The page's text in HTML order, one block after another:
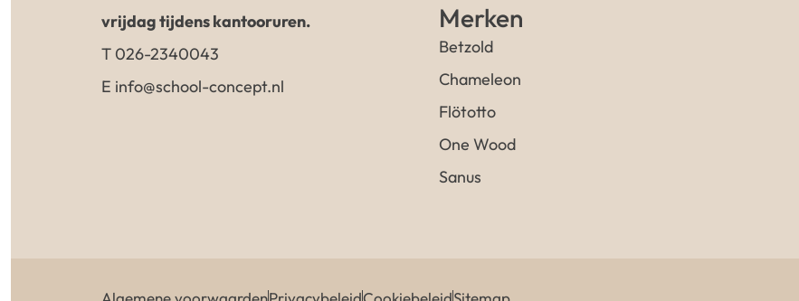
vrijdag tijdens kantooruren.
T 026-2340043
E info@school-concept.nl
Merken
Betzold
Chameleon
Flötotto
One Wood
Sanus